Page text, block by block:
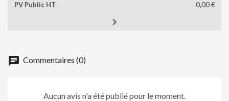
0,00 €

chat Commentaires (0)
Aucun avis n'a été publié pour le moment.